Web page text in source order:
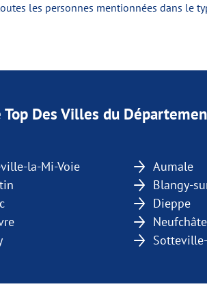
les personnes mentionnées dans le
Top Des Villes du
la-Mi-Voie
Aumale
Blangy-
Dieppe